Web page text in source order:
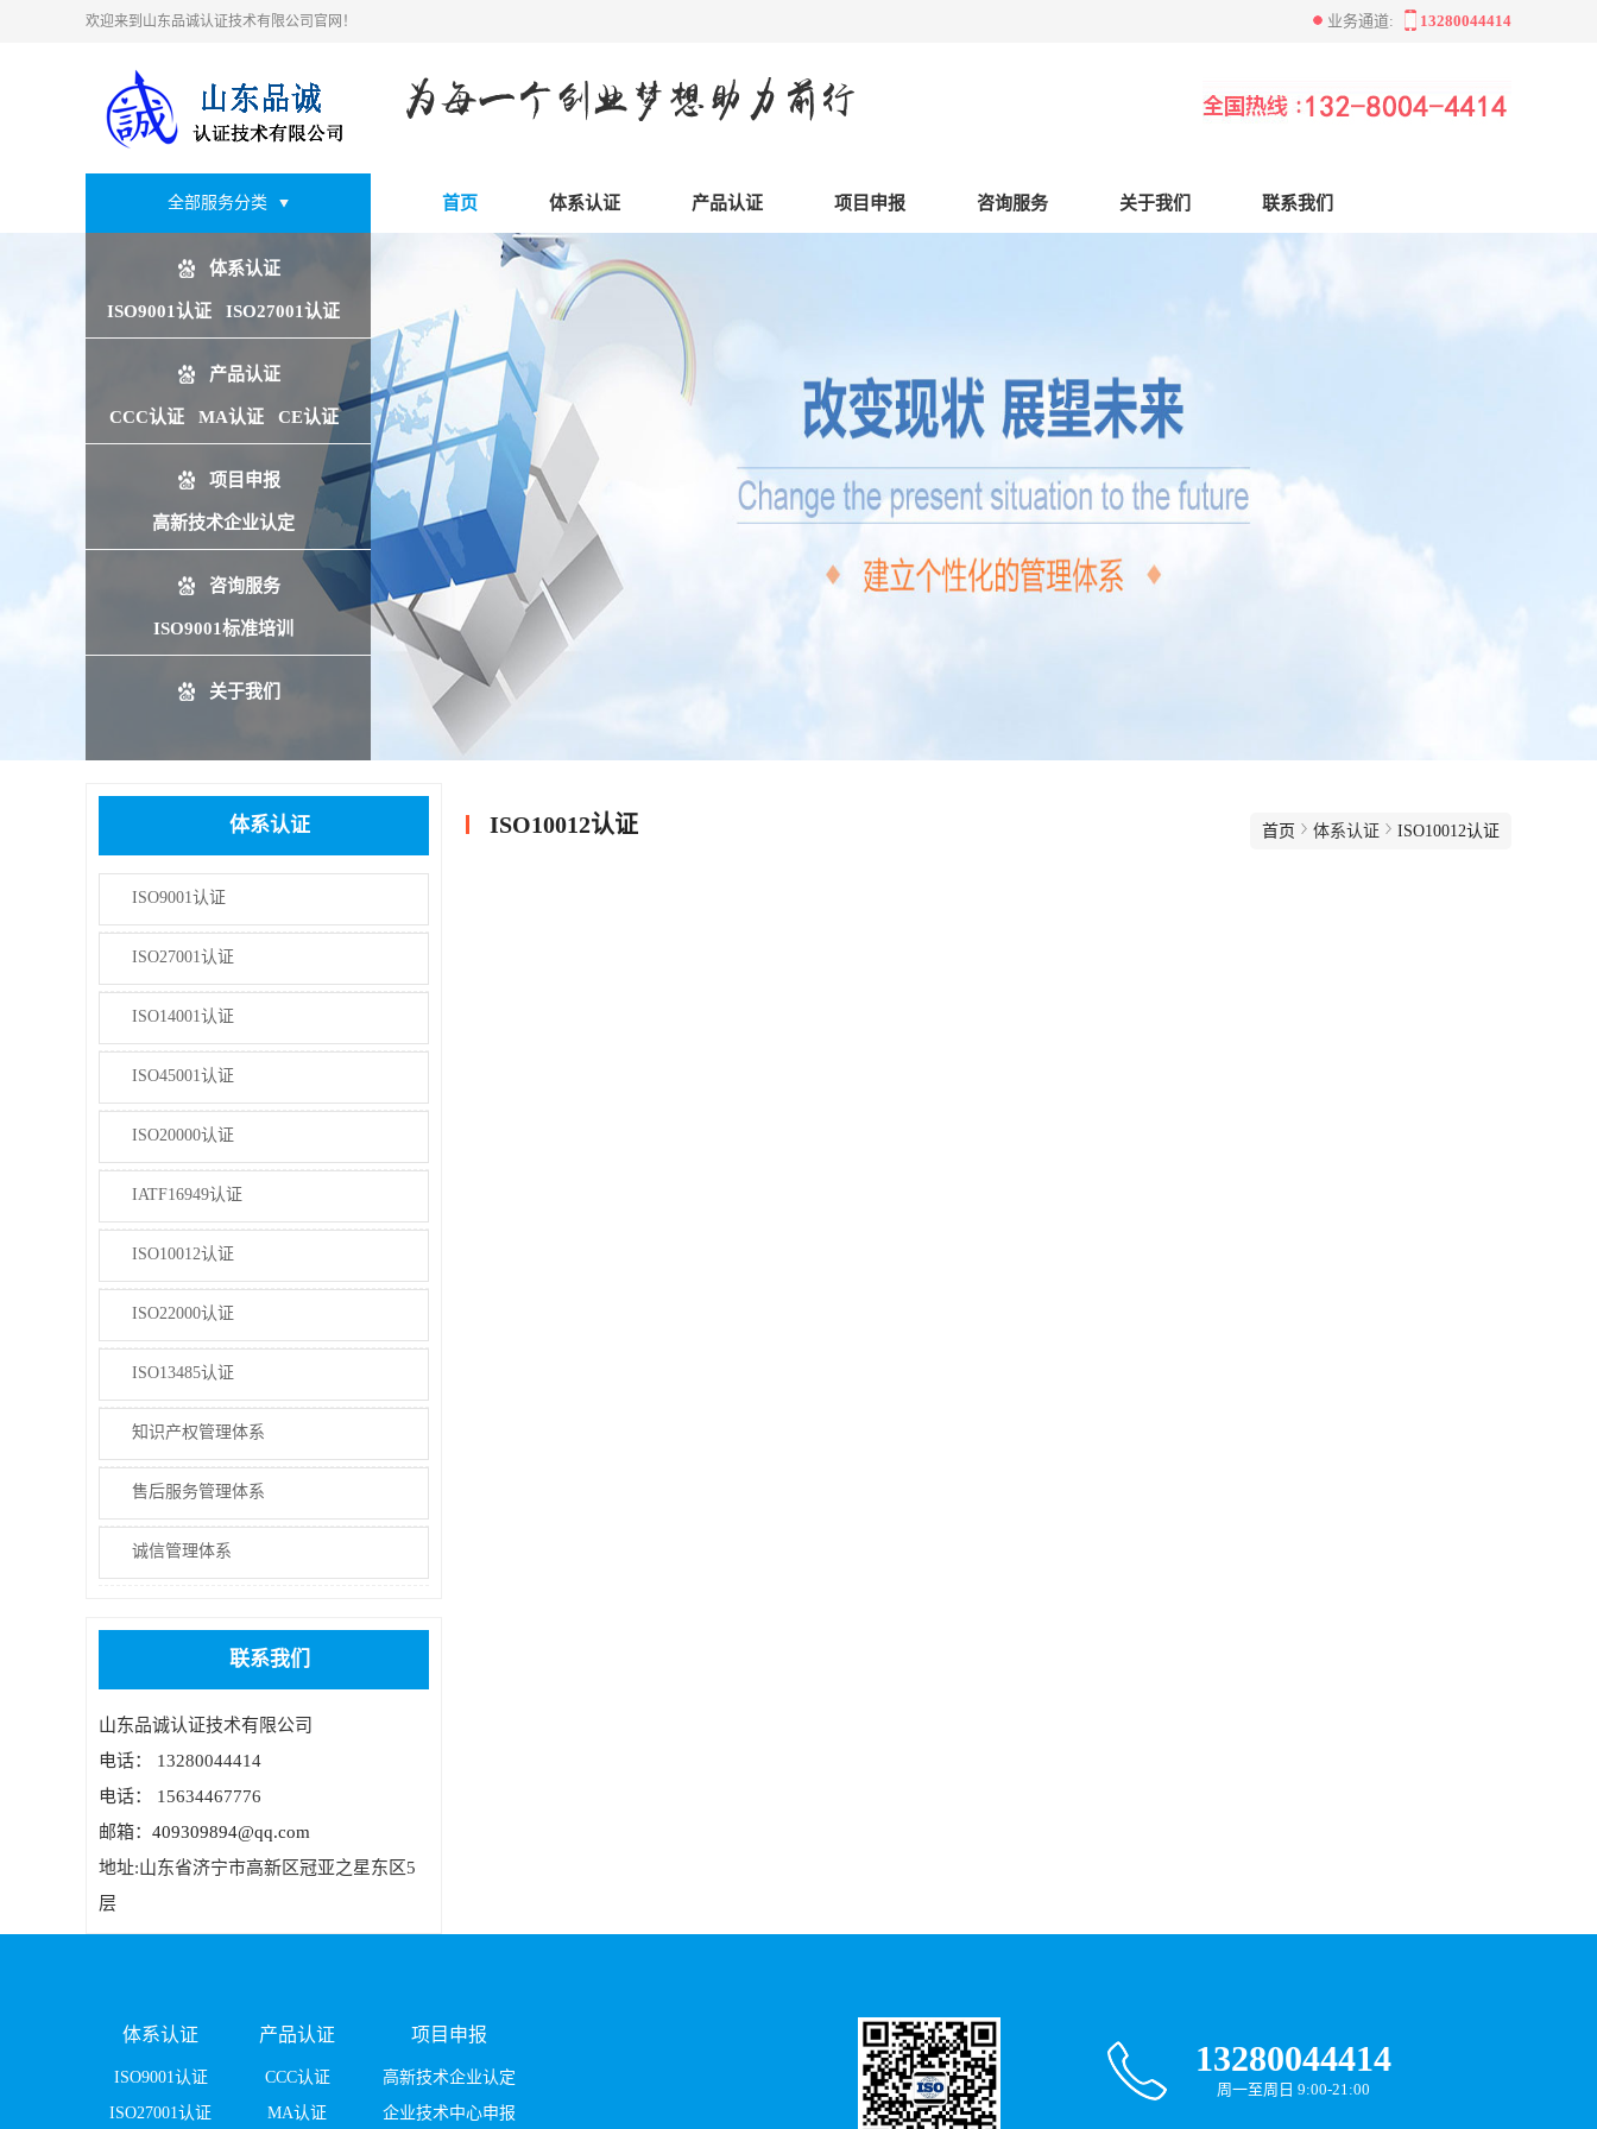
欢迎来到山东品诚认证技术有限公司官网！ 业务通道: 13280044414
全部服务分类
体系认证
ISO9001认证 ISO27001认证
产品认证
CCC认证 MA认证 CE认证
项目申报
高新技术企业认定
咨询服务
ISO9001标准培训
关于我们
首页 体系认证 产品认证 项目申报 咨询服务 关于我们 联系我们
体系认证
ISO9001认证
ISO27001认证
ISO14001认证
ISO45001认证
ISO20000认证
IATF16949认证
ISO10012认证
ISO22000认证
ISO13485认证
知识产权管理体系
售后服务管理体系
诚信管理体系
联系我们
山东品诚认证技术有限公司
电话： 13280044414
电话： 15634467776
邮箱： 409309894@qq.com
地址:山东省济宁市高新区冠亚之星东区5
层
ISO10012认证 首页 体系认证 ISO10012认证
体系认证
ISO9001认证
ISO27001认证
产品认证
CCC认证
MA认证
项目申报
高新技术企业认定
企业技术中心申报
13280044414
周一至周日 9:00-21:00